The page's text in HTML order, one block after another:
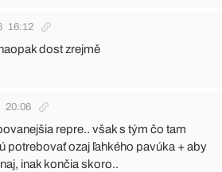
16:12
dost zrejmě
20:06
repre.. však s tým čo tam
potrebovať ozaj ľahkého pavúka + aby
inak končia skoro..